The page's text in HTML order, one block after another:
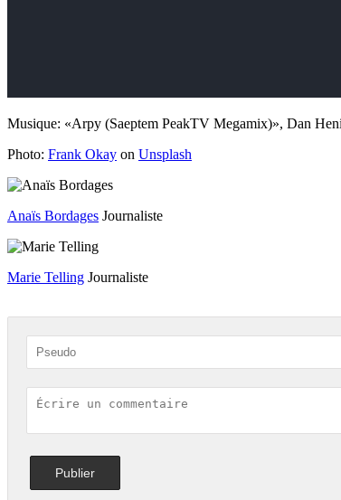
Musique: «Arpy (Saeptem PeakTV Megamix)», Dan
Photo: Frank Okay on Unsplash
Anaïs Bordages Journaliste
Marie Telling Journaliste